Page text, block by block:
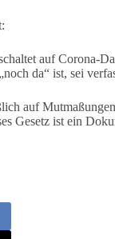
auf Corona-
da“ ist, sei
auf
Gesetz ist ein